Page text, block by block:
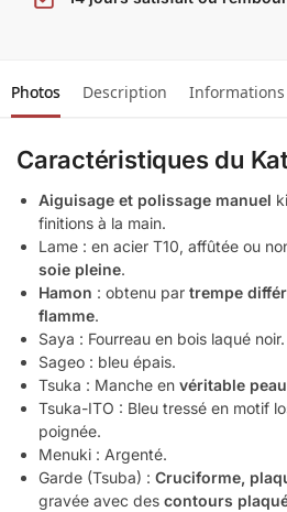
Photos Description
Caractéristiques du
Aiguisage et polissage manuel
finitions à la main.
Lame : en acier T10, affûtée ou
soie pleine.
Hamon : obtenu par trempe
flamme.
Saya : Fourreau en bois laqué noir.
Sageo : bleu épais.
Tsuka : Manche en véritable
Tsuka-ITO : Bleu tressé en motif
poignée.
Menuki : Argenté.
Garde (Tsuba) : Cruciforme,
gravée avec des contours